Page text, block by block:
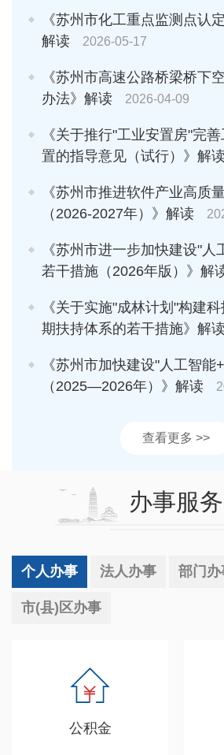
《苏州市化工重点监测点认
解读
2026-05-17
《苏州市高速公路桥梁桥下
办法》解读
2026-04-09
《关于推行"工业安置房"完
置的指导意见（试行）》解读
《苏州市推进软件产业高质
（2026-2027年）》解读
《苏州市进一步加快建设"人
若干措施（2026年版）》解
《关于实施"成林计划"构建
期扶持体系的若干措施》解读
《苏州市加快建设"人工智能
（2025—2026年）》解读
查看更多 >>
办事服务
个人办事 法人办事 部门办
市(县)区办事
公积金